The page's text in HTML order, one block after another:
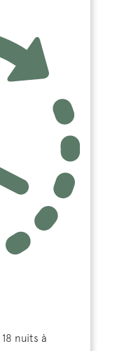
nuits à